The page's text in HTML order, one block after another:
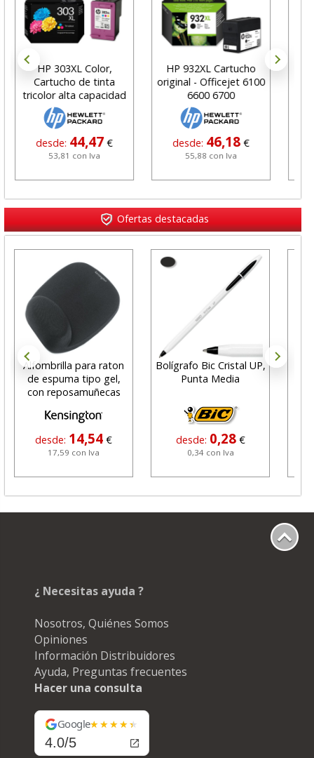
HP 303XL Color,
Cartucho de tinta
tricolor alta capacidad
desde: 44,47 €
53,81 con Iva
HP 932XL Cartucho
original - Officejet 6100
6600 6700
desde: 46,18 €
55,88 con Iva
Ofertas destacadas
Alfombrilla para raton
de espuma tipo gel,
con reposamuñecas
desde: 14,54 €
17,59 con Iva
Bolígrafo Bic Cristal UP,
Punta Media
desde: 0,28 €
0,34 con Iva
¿ Necesitas ayuda ?
Nosotros, Quiénes Somos
Opiniones
Información Distribuidores
Ayuda, Preguntas frecuentes
Hacer una consulta
Google
4.0/5